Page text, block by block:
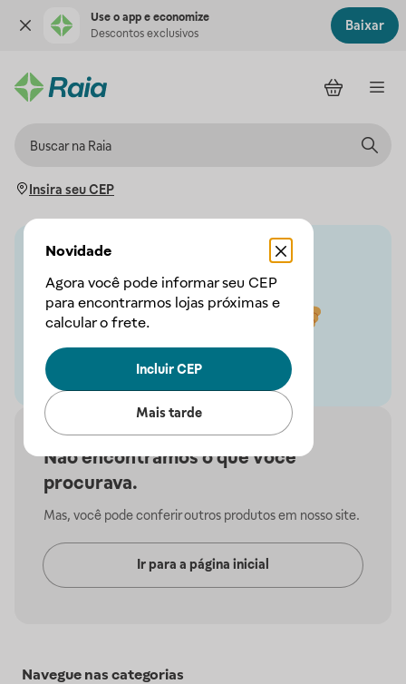
Use o app e economize
Descontos exclusivos
Baixar
Insira seu CEP
Novidade
Agora você pode informar seu CEP
para encontrarmos lojas próximas e
calcular o frete.
Incluir CEP
Mais tarde
Não encontramos o que você
procurava.
Mas, você pode conferir outros produtos em nosso site.
Ir para a página inicial
Navegue nas categorias